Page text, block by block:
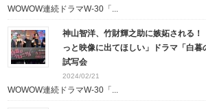
WOWOW連続ドラマW-30「...
神山智洋、竹財輝之助に嫉妬される！
っと映像に出てほしい」ドラマ「白
試写会
2024/02/21
WOWOW連続ドラマW-30「...